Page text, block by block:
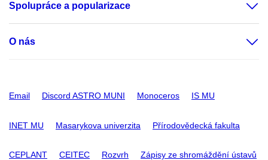
Spolupráce a popularizace
O nás
Email Discord ASTRO MUNI Monoceros IS MU
INET MU Masarykova univerzita Přírodovědecká fakulta
CEPLANT CEITEC Rozvrh Zápisy ze shromáždění ústavů